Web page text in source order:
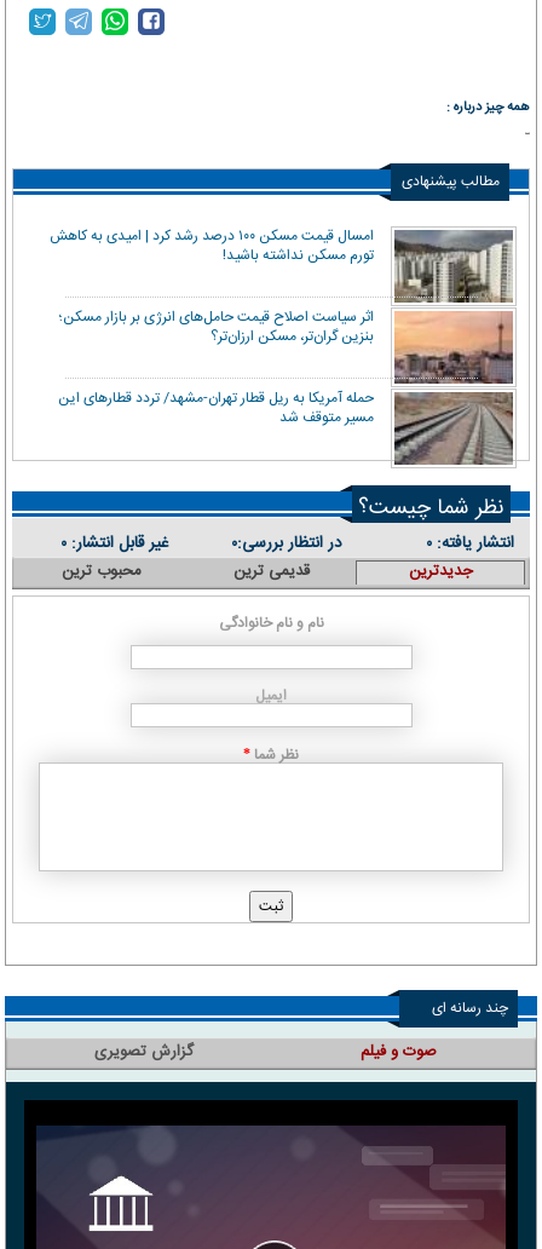
همه چیز درباره :
مطالب پیشنهادی
امسال قیمت مسکن ۱۰۰ درصد رشد کرد | امیدی به کاهش
تورم مسکن نداشته باشید!
اثر سیاست اصلاح قیمت حامل‌های انرژی بر بازار مسکن؛
بنزین گران‌تر، مسکن ارزان‌تر؟
حمله آمریکا به ریل قطار تهران-مشهد/ تردد قطارهای این
مسیر متوقف شد
نظر شما چیست؟
انتشار یافته: ۰ در انتظار بررسی:۰ غیر قابل انتشار: ۰
جدیدترین قدیمی ترین محبوب ترین
نام و نام خانوادگی
ایمیل
نظر شما *
چند رسانه ای
صوت و فیلم گزارش تصویری